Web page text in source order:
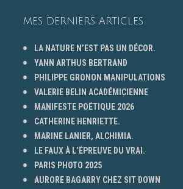
MES DERNIERS ARTICLES
LA NATURE N’EST PAS UN DÉCOR.
YANN ARTHUS BERTRAND
PHILIPPE GRONON MANIPULATIONS
VALERIE BELIN ACADÉMICIENNE
MANIFESTE POÉTIQUE 2026
CATHERINE HENRIETTE.
MARINE LANIER, ALCHIMIA.
LE FAUX À L’ÉPREUVE DU VRAI.
PARIS PHOTO 2025
AURORE BAGARRY CHEZ SIT DOWN